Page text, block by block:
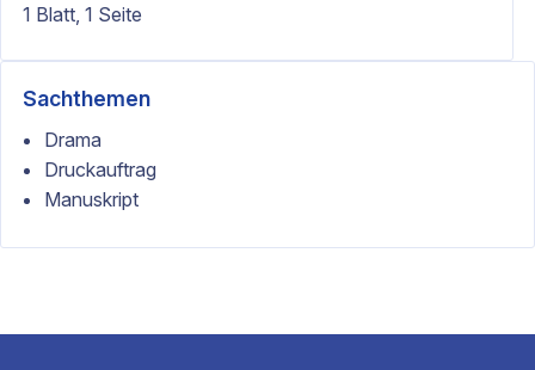
1 Blatt, 1 Seite
Sachthemen
Drama
Druckauftrag
Manuskript